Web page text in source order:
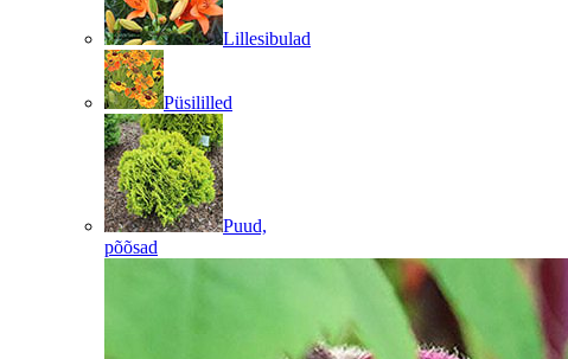
Lillesibulad
Püsililled
Puud,
põõsad